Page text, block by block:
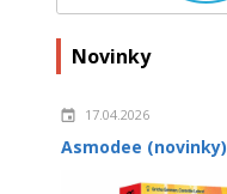
Novinky
17.04.2026
Asmodee (novinky)